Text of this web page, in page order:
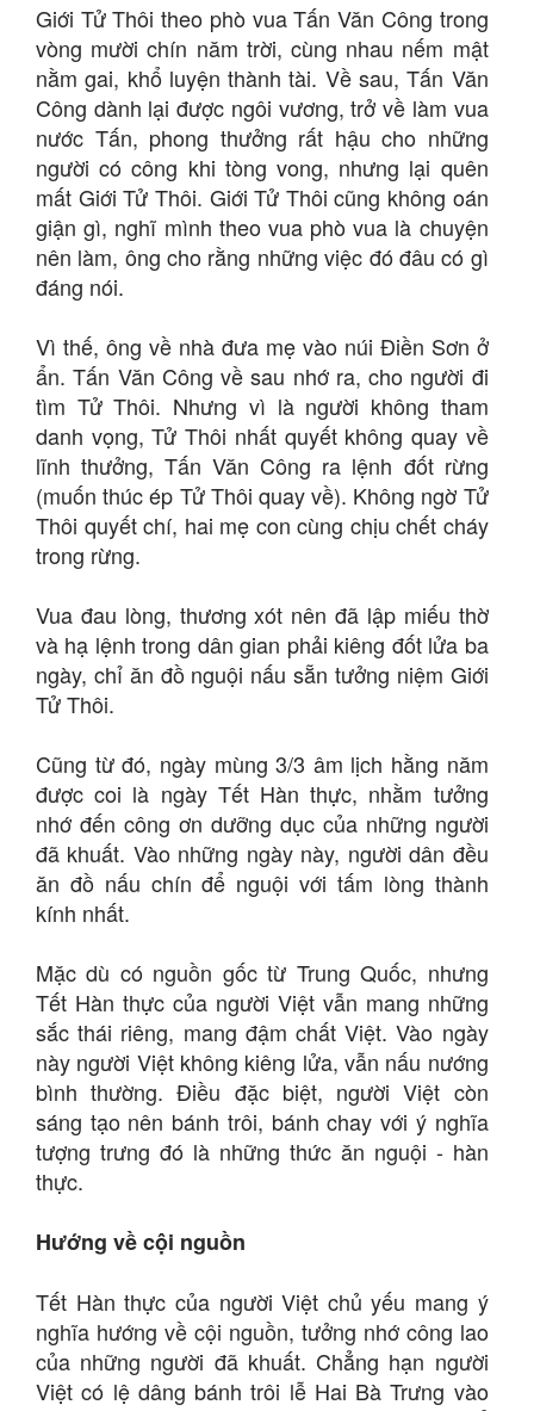
Giới Tử Thôi theo phò vua Tấn Văn Công trong
vòng mười chín năm trời, cùng nhau nếm mật
nằm gai, khổ luyện thành tài. Về sau, Tấn Văn
Công dành lại được ngôi vương, trở về làm vua
nước Tấn, phong thưởng rất hậu cho những
người có công khi tòng vong, nhưng lại quên
mất Giới Tử Thôi. Giới Tử Thôi cũng không oán
giận gì, nghĩ mình theo vua phò vua là chuyện
nên làm, ông cho rằng những việc đó đâu có gì
đáng nói.
Vì thế, ông về nhà đưa mẹ vào núi Điền Sơn ở
ẩn. Tấn Văn Công về sau nhớ ra, cho người đi
tìm Tử Thôi. Nhưng vì là người không tham
danh vọng, Tử Thôi nhất quyết không quay về
lĩnh thưởng, Tấn Văn Công ra lệnh đốt rừng
(muốn thúc ép Tử Thôi quay về). Không ngờ Tử
Thôi quyết chí, hai mẹ con cùng chịu chết cháy
trong rừng.
Vua đau lòng, thương xót nên đã lập miếu thờ
và hạ lệnh trong dân gian phải kiêng đốt lửa ba
ngày, chỉ ăn đồ nguội nấu sẵn tưởng niệm Giới
Tử Thôi.
Cũng từ đó, ngày mùng 3/3 âm lịch hằng năm
được coi là ngày Tết Hàn thực, nhằm tưởng
nhớ đến công ơn dưỡng dục của những người
đã khuất. Vào những ngày này, người dân đều
ăn đồ nấu chín để nguội với tấm lòng thành
kính nhất.
Mặc dù có nguồn gốc từ Trung Quốc, nhưng
Tết Hàn thực của người Việt vẫn mang những
sắc thái riêng, mang đậm chất Việt. Vào ngày
này người Việt không kiêng lửa, vẫn nấu nướng
bình thường. Điều đặc biệt, người Việt còn
sáng tạo nên bánh trôi, bánh chay với ý nghĩa
tượng trưng đó là những thức ăn nguội - hàn
thực.
Hướng về cội nguồn
Tết Hàn thực của người Việt chủ yếu mang ý
nghĩa hướng về cội nguồn, tưởng nhớ công lao
của những người đã khuất. Chẳng hạn người
Việt có lệ dâng bánh trôi lễ Hai Bà Trưng vào